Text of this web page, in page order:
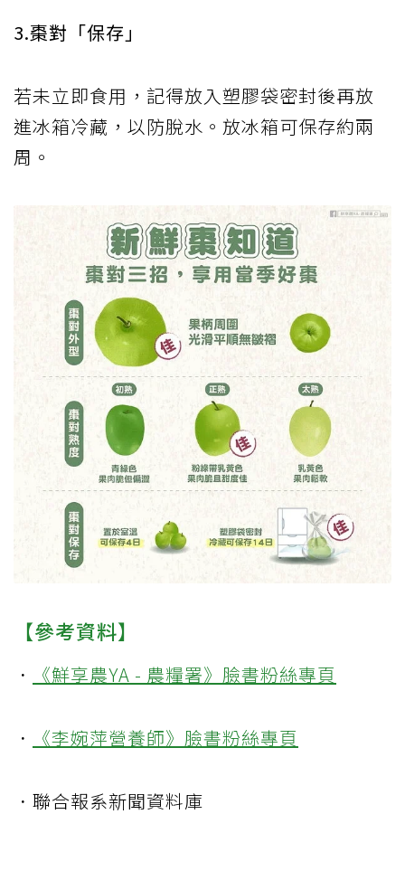
3.棗對「保存」
若未立即食用，記得放入塑膠袋密封後再放
進冰箱冷藏，以防脫水。放冰箱可保存約兩
周。
【參考資料】
． 《鮮享農YA - 農糧署》臉書粉絲專頁
． 《李婉萍營養師》臉書粉絲專頁
．聯合報系新聞資料庫